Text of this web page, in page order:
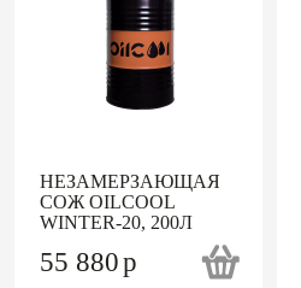
НЕЗАМЕРЗАЮЩАЯ
СОЖ OILCOOL
WINTER-20, 200Л
55 880p